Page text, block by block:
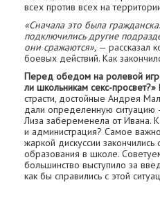
всех против всех на
«Сначала это была
подключились другие
они сражаются», — рассказал
боевых действий. Как
Перед обедом на ролевой
ли школьникам секс-просвет?»
страсти, достойные Андрея
дали определенную ситуацию
Лиза забеременела от Ивана.
и администрация? Самое
жаркой дискуссии
образования в школе.
большинство выступило за
как бы справились с этой